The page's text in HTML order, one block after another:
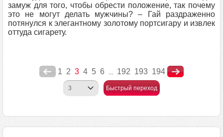
замуж для того, чтобы обрести положение, так почему
это не могут делать мужчины? – Гай раздраженно
потянулся к элегантному золотому портсигару и извлек
оттуда сигарету.
1 2 3 4 5 6 ... 192 193 194
Быстрый переход